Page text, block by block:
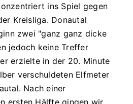
JFG
Donautal
SSV
Jahn
Regensburg
3:0
ins Spiel gegen
Kreisliga. Donautal
zwei "ganz ganz dicke
jedoch keine Treffer
erzielte in der 20. Minute
verschuldeten Elfmeter
Nach einer
ersten Hälfte gingen wir